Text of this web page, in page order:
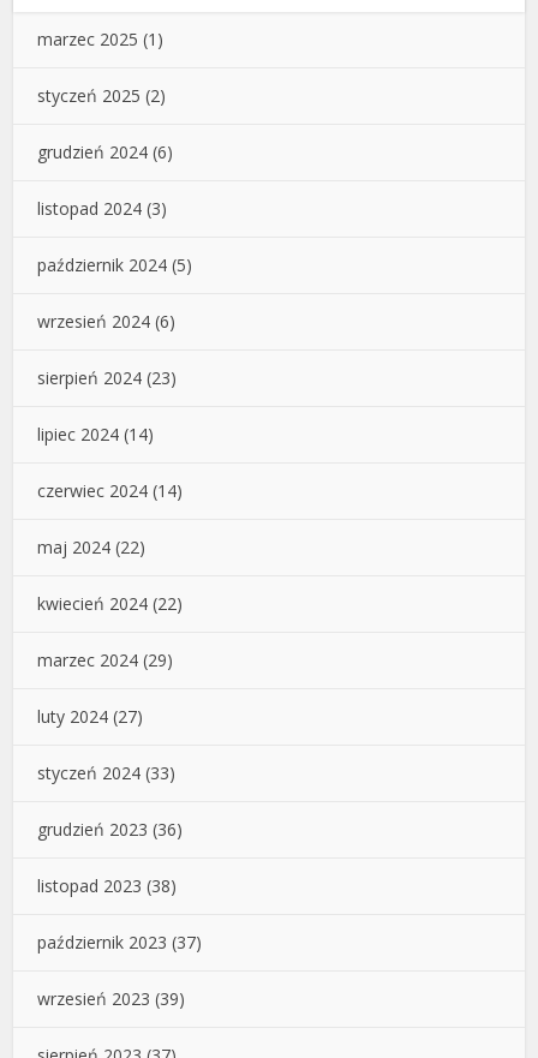
marzec 2025 (1)
styczeń 2025 (2)
grudzień 2024 (6)
listopad 2024 (3)
październik 2024 (5)
wrzesień 2024 (6)
sierpień 2024 (23)
lipiec 2024 (14)
czerwiec 2024 (14)
maj 2024 (22)
kwiecień 2024 (22)
marzec 2024 (29)
luty 2024 (27)
styczeń 2024 (33)
grudzień 2023 (36)
listopad 2023 (38)
październik 2023 (37)
wrzesień 2023 (39)